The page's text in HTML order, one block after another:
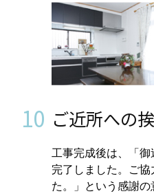
10 ご近所への
工事完成後は、「
完了しました。ご
た。」という感謝